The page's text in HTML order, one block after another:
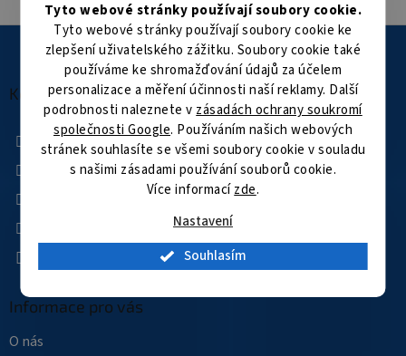
Tyto webové stránky používají soubory cookie.
Tyto webové stránky používají soubory cookie ke
zlepšení uživatelského zážitku. Soubory cookie také
používáme ke shromažďování údajů za účelem
personalizace a měření účinnosti naší reklamy. Další
podrobnosti naleznete v zásadách ochrany soukromí
společnosti Google. Používáním našich webových
stránek souhlasíte se všemi soubory cookie v souladu
s našimi zásadami používání souborů cookie.
Více informacízde.
Nastavení
Souhlasím
Kontakt
+420 601 505 003
Facebook
YouTube
Informace pro vás
O nás